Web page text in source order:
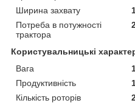
Ширина захвату
Потреба в потужності
трактора
Користувальницькі
Вага
Продуктивність
Кількість роторів